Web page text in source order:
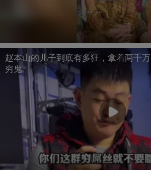
赵本山的儿子到底有多狂，拿着两千
穷鬼